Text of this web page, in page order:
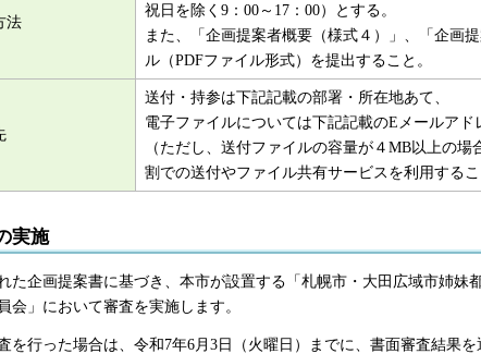
法
祝日を除く9：00～17：00）とする。
また、「企画提案者概要（様式４）」、「企画
ル（PDFファイル形式）を提出すること。
送付・持参は下記記載の部署・所在地あて、
電子ファイルについては下記記載のEメールアド
（ただし、送付ファイルの容量が４MB以上の
割での送付やファイル共有サービスを利用するこ
実施
た企画提案書に基づき、本市が設置する「札幌市・大田広域市姉
会」において審査を実施します。
を行った場合は、令和7年6月3日（火曜日）までに、書面審査結果を